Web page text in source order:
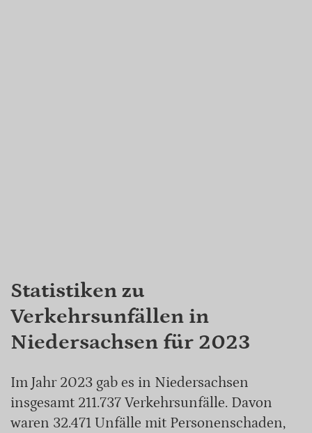
Statistiken zu
Verkehrsunfällen in
Niedersachsen für 2023
Im Jahr 2023 gab es in Niedersachsen
insgesamt 211.737 Verkehrsunfälle. Davon
waren 32.471 Unfälle mit Personenschaden,